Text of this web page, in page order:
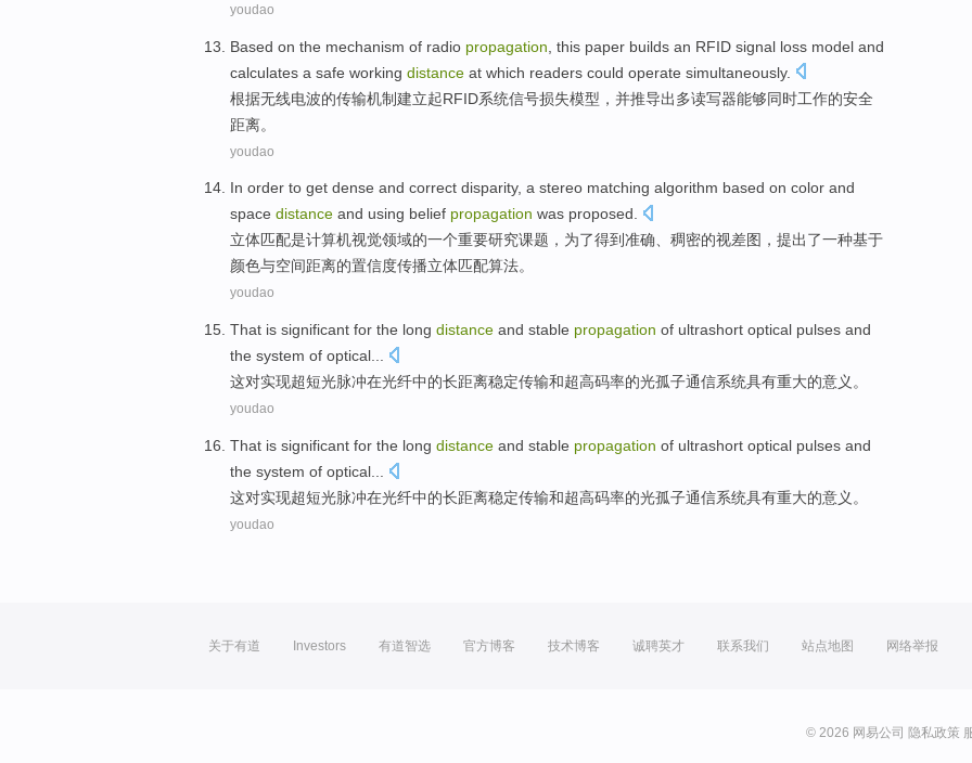
youdao
Based on the mechanism of radio propagation , this paper builds an RFID signal loss model and
calculates a safe working distance at which readers could operate simultaneously.
根据无线电波的传输机制建立起RFID系统信号损失模型 ， 并推导出多读写器能够同时工作的安全
距离。
youdao
In order to get dense and correct disparity, a stereo matching algorithm based on color and
space distance and using belief propagation was proposed.
立体匹配是计算机视觉领域的一个重要研究课题， 为了得到准确、 稠密的视差图，提出了一种基于
颜色与空间距离的置信度传播立体匹配算法。
youdao
That is significant for the long distance and stable propagation of ultrashort optical pulses and
the system of optical
这对实现超短光脉冲在光纤中的长距离稳定传输和超高码率的光孤子通信系统具有重大的意义。
youdao
That is significant for the long distance and stable propagation of ultrashort optical pulses and
the system of optical
这对实现超短光脉冲在光纤中的长距离稳定传输和超高码率的光孤子通信系统具有重大的意义。
youdao
关于有道 Investors 有道智选 官方博客 技术博客 诚聘英才 联系我们 站点地图 网络举报
© 2026 网易公司 隐私政策